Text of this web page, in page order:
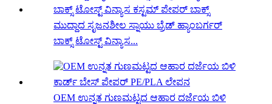
ಮುದ್ದಾದ ಸೃಜನಶೀಲ ಸ್ನಾಯು ಬ್ರೆಡ್ ಹ್ಯಾಂಬರ್ಗರ್
ಬಾಕ್ಸ್ ಟೋಸ್ಟ್ ವಿನ್ಯಾಸ...
OEM ಉನ್ನತ ಗುಣಮಟ್ಟದ ಆಹಾರ ದರ್ಜೆಯ ಬಿಳಿ